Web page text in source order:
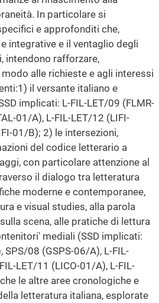
In particolare si
e approfonditi che,
integrative e il ventaglio degli
intendono rafforzare,
alle richieste e agli interessi
il versante italiano e
implicati: L-FIL-LET/09 (FLMR-
01/A), L-FIL-LET/12 (LIFI-
01/B); 2) le intersezioni,
del codice letterario a
con particolare attenzione al
il dialogo tra letteratura
moderne e contemporanee,
e visual studies, alla parola
scena, alle pratiche di lettura
mediali (SSD implicati:
SPS/08 (GSPS-06/A), L-FIL-
LET/11 (LICO-01/A), L-FIL-
le altre aree cronologiche e
letteratura italiana, esplorate